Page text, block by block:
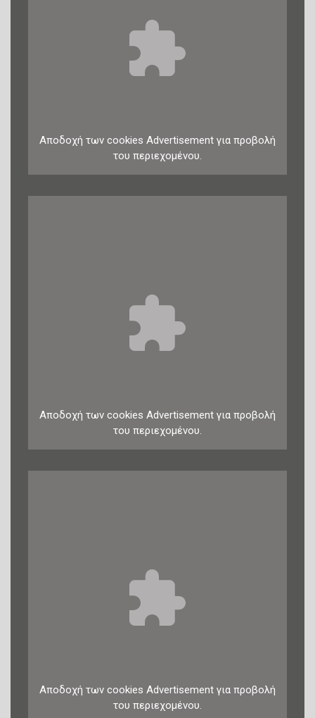
Αποδοχή των cookies Advertisement για προβολή
του περιεχομένου.
Αποδοχή των cookies Advertisement για προβολή
του περιεχομένου.
Αποδοχή των cookies Advertisement για προβολή
του περιεχομένου.